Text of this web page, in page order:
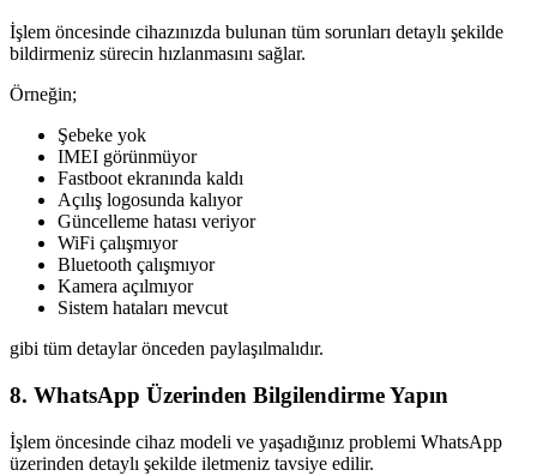
İşlem öncesinde cihazınızda bulunan tüm sorunları detaylı şekilde
bildirmeniz sürecin hızlanmasını sağlar.
Örneğin;
Şebeke yok
IMEI görünmüyor
Fastboot ekranında kaldı
Açılış logosunda kalıyor
Güncelleme hatası veriyor
WiFi çalışmıyor
Bluetooth çalışmıyor
Kamera açılmıyor
Sistem hataları mevcut
gibi tüm detaylar önceden paylaşılmalıdır.
8. WhatsApp Üzerinden Bilgilendirme Yapın
İşlem öncesinde cihaz modeli ve yaşadığınız problemi WhatsApp
üzerinden detaylı şekilde iletmeniz tavsiye edilir.